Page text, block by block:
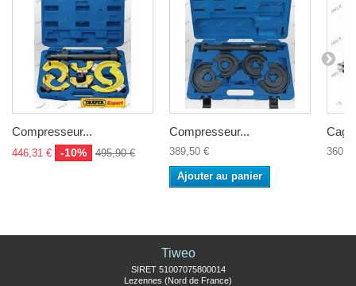
Compresseur...
446,31 € -10% 495,90 €
Compresseur...
389,50 €
Ajouter au panier
Tiweo
SIRET 51007075800014
Lezennes (Nord de France)